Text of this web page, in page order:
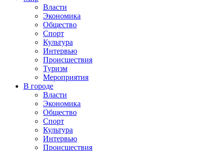
Власти
Экономика
Общество
Спорт
Культура
Интервью
Происшествия
Туризм
Мероприятия
В городе
Власти
Экономика
Общество
Спорт
Культура
Интервью
Происшествия